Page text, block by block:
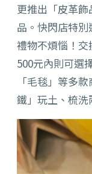
更推出「皮革
品。快閃店特
禮物不煩惱！交
500元內則可選
「毛毯」等多
鐵」玩土、梳洗